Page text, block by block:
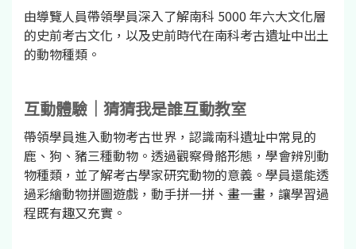
由導覽人員帶領學員深入了解南科 5000 年六大文化層
的史前考古文化，以及史前時代在南科考古遺址中出土
的動物種類。
互動體驗｜猜猜我是誰互動教室
帶領學員進入動物考古世界，認識南科遺址中常見的
鹿、狗、豬三種動物。透過觀察骨骼形態，學會辨別動
物種類，並了解考古學家研究動物的意義。學員還能透
過彩繪動物拼圖遊戲，動手拼一拼、畫一畫，讓學習過
程既有趣又充實。